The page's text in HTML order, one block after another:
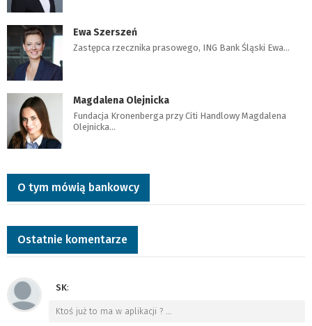
Ewa Szerszeń
Zastępca rzecznika prasowego, ING Bank Śląski Ewa…
Magdalena Olejnicka
Fundacja Kronenberga przy Citi Handlowy Magdalena
Olejnicka…
O tym mówią bankowcy
Ostatnie komentarze
SK:
Ktoś już to ma w aplikacji ? …